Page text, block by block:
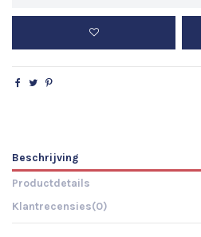
Beschrijving
Productdetails
Klantrecensies(0)